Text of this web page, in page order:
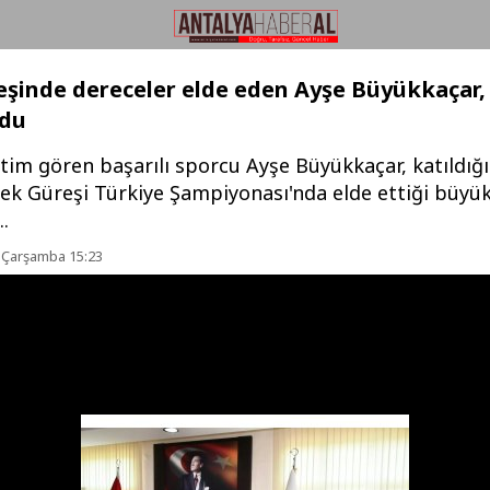
dereceler elde eden Ayşe
gören başarılı sporcu Ayşe Büyükkaçar,
Güreşi Türkiye Şampiyonası'nda elde ettiği
15:23